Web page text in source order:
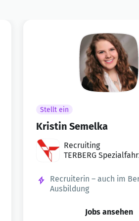
Stellt ein
Kristin Semelka
Recruiting
TERBERG
Recruiterin – auch im
Ausbildung
Jobs ansehen